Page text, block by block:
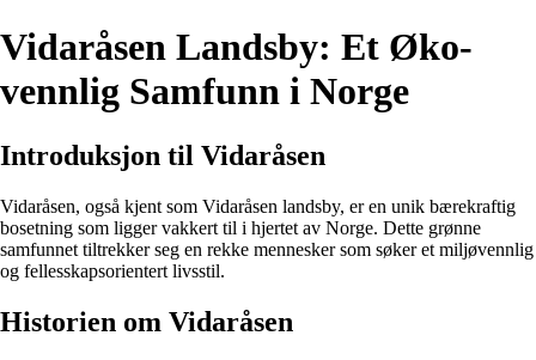
Vidaråsen Landsby: Et Øko-
vennlig Samfunn i Norge
Introduksjon til Vidaråsen
Vidaråsen, også kjent som Vidaråsen landsby, er en unik bærekraftig
bosetning som ligger vakkert til i hjertet av Norge. Dette grønne
samfunnet tiltrekker seg en rekke mennesker som søker et miljøvennlig
og fellesskapsorientert livsstil.
Historien om Vidaråsen